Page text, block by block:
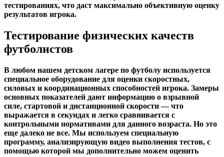
тестированиях, что даст максимально объективную оценку
результатов игрока.
Тестирование физических качеств
футболистов
В любом нашем детском лагере по футболу используется
специальное оборудование для оценки скоростных,
силовых и координационных способностей игрока. Замеры
основных показателей дают информацию о взрывной
силе, стартовой и дистанционной скорости — что
выражается в секундах и легко сравнивается с
контрольными нормативами для данного возраста. Но это
еще далеко не все. Мы используем специальную
программу, анализирующую видео выполнения тестов, с
помощью которой мы дополнительно можем оценить